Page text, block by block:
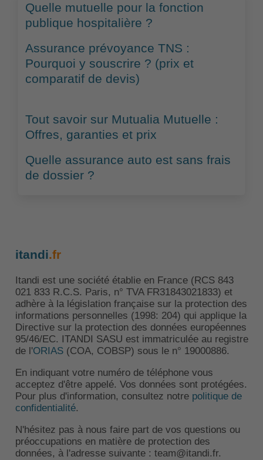
Quelle mutuelle pour la fonction
publique hospitalière ?
Assurance prévoyance TNS :
Pourquoi y souscrire ? (prix et
comparatif de devis)
Tout savoir sur Mutualia Mutuelle :
Offres, garanties et prix
Quelle assurance auto est sans frais
de dossier ?
itandi.fr
Itandi est une société établie en France (RCS 843
021 833 R.C.S. Paris, n° TVA FR31843021833) et
adhère à la législation française sur la protection des
informations personnelles (1998: 204) qui applique la
Directive sur la protection des données européennes
95/46/EC. ITANDI SASU est immatriculée au registre
de l'ORIAS(COA, COBSP) sous le n° 19000886.
En indiquant votre numéro de téléphone vous
acceptez d'être appelé. Vos données sont protégées.
Pour plus d'information, consultez notre politique de
confidentialité.
N'hésitez pas à nous faire part de vos questions ou
préoccupations en matière de protection des
données, à l'adresse suivante : team@itandi.fr.